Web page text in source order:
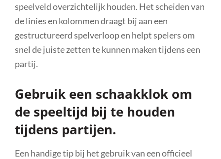
speelveld overzichtelijk houden. Het scheiden van
de linies en kolommen draagt bij aan een
gestructureerd spelverloop en helpt spelers om
snel de juiste zetten te kunnen maken tijdens een
partij.
Gebruik een schaakklok om
de speeltijd bij te houden
tijdens partijen.
Een handige tip bij het gebruik van een officieel